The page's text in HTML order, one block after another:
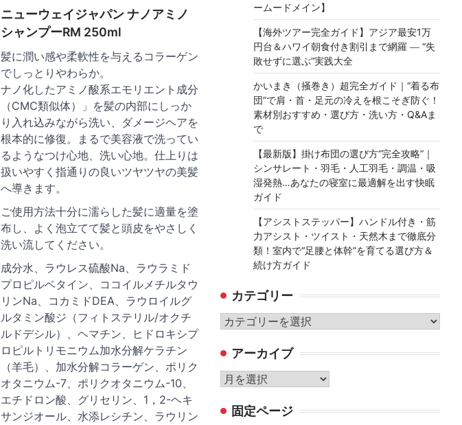
ニューウェイジャパン ナノアミノ
シャンプーRM 250ml
髪に潤い感や柔軟性を与えるコラーゲン
でしっとりやわらか。
ナノ化したアミノ酸系エモリエント成分
（CMC類似体）」を髪の内部にしっか
り入れ込みながら洗い、ダメージヘアを
根本的に修復。まるで美容液で洗ってい
るようなつけ心地、洗い心地。仕上りは
扱いやすく指通りの良いツヤツヤの美髪
へ導きます。
ご使用方法十分に濡らした髪に適量を塗
布し、よく泡立てて髪と頭皮をやさしく
洗い流してください。
成分水、ラウレス硫酸Na、ラウラミド
プロピルベタイン、ココイルメチルタウ
リンNa、コカミドDEA、ラウロイルグ
ルタミン酸ジ（フィトステリル/オクチ
ルドデシル）、ヘマチン、ヒドロキシプ
ロピルトリモニウム加水分解ケラチン
（羊毛）、加水分解コラーゲン、ポリク
オタニウム-7、ポリクオタニウム-10、
エチドロン酸、グリセリン、1，2-ヘキ
サンジオール、水添レシチン、ラウリン
ームードメイン】
【海外ツアー完全ガイド】アジア最安1万
円台＆ハワイ朝食付き割引まで網羅 ― “失
敗せずに選ぶ”実践大全
かいまき（掻巻き）超完全ガイド｜“着る布
団”で肩・首・足元の冷えを根こそぎ防ぐ！
素材別おすすめ・選び方・洗い方・Q&Aま
で
【最新版】掛け布団の選び方“完全攻略”｜
シンサレート・羽毛・人工羽毛・調温・吸
湿発熱…あなたの寝室に最適解を出す快眠
ガイド
【アシストステッパー】ハンドル付き・筋
力アシスト・ツイスト・天然木まで徹底分
類！室内で“足腰と体幹”を育てる選び方＆
続け方ガイド
カテゴリー
カ
ゴ
リ
ー
アーカイブ
ア
カ 固定ページ